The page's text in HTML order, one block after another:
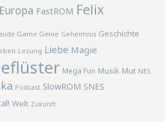
Europa FastROM Felix
Game Genie Geheimnis Geschichte
Lesung Liebe Magie
Mega Fun Musik Mut NES
Podcast SlowROM SNES
Welt Zukunft